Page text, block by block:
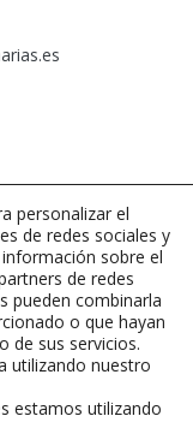
personalizar el
de redes sociales y
sobre el
de redes
pueden combinarla
o que hayan
de sus servicios.
utilizando nuestro
estamos utilizando